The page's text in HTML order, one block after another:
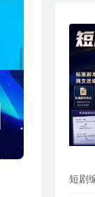
短剧